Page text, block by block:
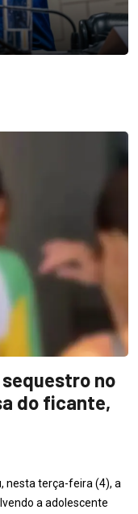
no
do ficante,
nesta terça-feira (4), a
a adolescente